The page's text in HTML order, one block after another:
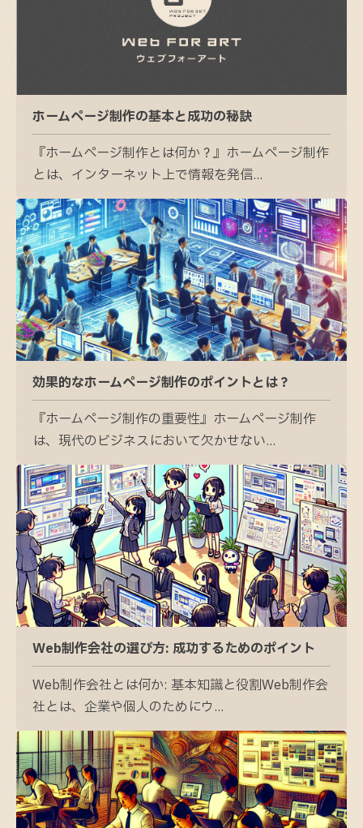
ホームページ制作の基本と成功の秘訣
『ホームページ制作とは何か？』ホームページ制作
とは、インターネット上で情報を発信...
効果的なホームページ制作のポイントとは？
『ホームページ制作の重要性』ホームページ制作
は、現代のビジネスにおいて欠かせない...
Web制作会社の選び方: 成功するためのポイント
Web制作会社とは何か: 基本知識と役割Web制作会
社とは、企業や個人のためにウ...